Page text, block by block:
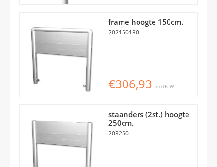
frame hoogte 150cm.
202150130
€306,93 excl.BTW
staanders (2st.) hoogte
250cm.
203250